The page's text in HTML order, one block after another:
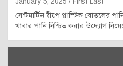
সেন্টমার্টিন দ্বীপে প্লাস্টিক বোতলের
খাবার পানি নিশ্চিত করার উদ্যোগ